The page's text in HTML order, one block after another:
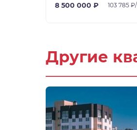
8 500 000 ₽
103 785
Другие